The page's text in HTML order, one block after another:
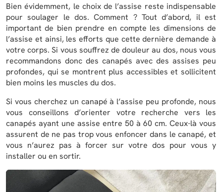
Bien évidemment, le choix de l’assise reste indispensable
pour soulager le dos. Comment ? Tout d’abord, il est
important de bien prendre en compte les dimensions de
l’assise et ainsi, les efforts que cette dernière demande à
votre corps. Si vous souffrez de douleur au dos, nous vous
recommandons donc des canapés avec des assises peu
profondes, qui se montrent plus accessibles et sollicitent
bien moins les muscles du dos.
Si vous cherchez un canapé à l’assise peu profonde, nous
vous conseillons d’orienter votre recherche vers les
canapés ayant une assise entre 50 à 60 cm. Ceux-là vous
assurent de ne pas trop vous enfoncer dans le canapé, et
vous n’aurez pas à forcer sur votre dos pour vous y
installer ou en sortir.